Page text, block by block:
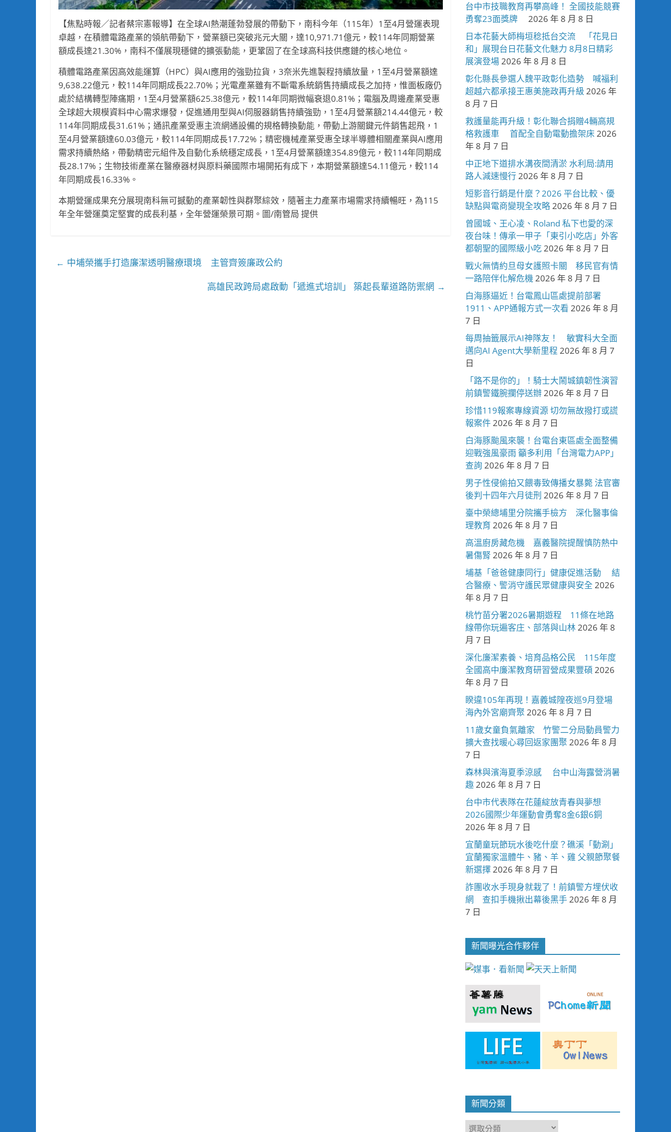
【焦點時報／記者蔡宗憲報導】在全球AI熱潮蓬勃發展的帶動下，南科今年（115年）1至4月營運表現
卓越，在積體電路產業的領航帶動下，營業額已突破兆元大關，達10,971.71億元，較114年同期營業
額成長達21.30%，南科不僅展現穩健的擴張動能，更鞏固了在全球高科技供應鏈的核心地位。
積體電路產業因高效能運算（HPC）與AI應用的強勁拉貨，3奈米先進製程持續放量，1至4月營業額達
9,638.22億元，較114年同期成長22.70%；光電產業雖有不斷電系統銷售持續成長之加持，惟面板廠仍
處於結構轉型陣痛期，1至4月營業額625.38億元，較114年同期微幅衰退0.81%；電腦及周邊產業受惠
全球超大規模資料中心需求爆發，促進通用型與AI伺服器銷售持續強勁，1至4月營業額214.44億元，較
114年同期成長31.61%；通訊產業受惠主流網通設備的規格轉換動能，帶動上游關鍵元件銷售起飛，1
至4月營業額達60.03億元，較114年同期成長17.72%；精密機械產業受惠全球半導體相關產業與AI應用
需求持續熱絡，帶動精密元組件及自動化系統穩定成長，1至4月營業額達354.89億元，較114年同期成
長28.17%；生物技術產業在醫療器材與原料藥國際市場開拓有成下，本期營業額達54.11億元，較114
年同期成長16.33%。
本期營運成果充分展現南科無可撼動的產業韌性與群聚綜效，隨著主力產業市場需求持續暢旺，為115
年全年營運奠定堅實的成長利基，全年營運榮景可期。圖/南管局 提供
← 中埔榮攜手打造廉潔透明醫療環境 主管齊簽廉政公約
高雄民政跨局處啟動「遞進式培訓」 築起長輩道路防禦網 →
台中市技職教育再攀高峰！ 全國技能競賽
勇奪23面獎牌
2026 年 8 月 8 日
日本花藝大師梅垣稔抵台交流 「花見日
和」展現台日花藝文化魅力 8月8日精彩
展演登場2026 年 8 月 8 日
彰化縣長參選人魏平政彰化造勢 喊福利
超越六都承接王惠美施政再升級 2026 年
8 月 7 日
救護量能再升級！彰化聯合捐贈4輛高規
格救護車 首配全自動電動擔架床2026
年 8 月 7 日
中正地下道排水溝夜間清淤 水利局:請用
路人減速慢行2026 年 8 月 7 日
短影音行銷是什麼？2026 平台比較、優
缺點與電商變現全攻略2026 年 8 月 7 日
曾國城、王心凌、Roland 私下也愛的深
夜台味！傳承一甲子「東引小吃店」外客
都朝聖的國際級小吃2026 年 8 月 7 日
戰火無情約旦母女護照卡關 移民官有情
一路陪伴化解危機2026 年 8 月 7 日
白海豚逼近！台電鳳山區處提前部署
1911、APP通報方式一次看 2026 年 8 月
7 日
每周抽籤展示AI神隊友！ 敏實科大全面
邁向AI Agent大學新里程 2026 年 8 月 7
日
「路不是你的」！騎士大鬧城鎮韌性演習
前鎮警鐵腕攔停送辦2026 年 8 月 7 日
珍惜119報案專線資源 切勿無故撥打或謊
報案件2026 年 8 月 7 日
白海豚颱風來襲！台電台東區處全面整備
迎戰強風豪雨 籲多利用「台灣電力APP」
查詢 2026 年 8 月 7 日
男子性侵偷拍又餵毒致傳播女暴斃 法官審
後判十四年六月徒刑 2026 年 8 月 7 日
臺中榮總埔里分院攜手檢方 深化醫事倫
理教育 2026 年 8 月 7 日
高溫廚房藏危機 嘉義醫院提醒慎防熱中
暑傷腎 2026 年 8 月 7 日
埔基「爸爸健康同行」健康促進活動 結
合醫療、警消守護民眾健康與安全 2026
年 8 月 7 日
桃竹苗分署2026暑期遊程 11條在地路
線帶你玩遍客庄、部落與山林2026 年 8
月 7 日
深化廉潔素養、培育品格公民 115年度
全國高中廉潔教育研習營成果豐碩 2026
年 8 月 7 日
睽違105年再現！嘉義城隍夜巡9月登場
海內外宮廟齊聚 2026 年 8 月 7 日
11歲女童負氣離家 竹警二分局動員警力
擴大查找暖心尋回返家團聚 2026 年 8 月
7 日
森林與濱海夏季涼感 台中山海露營消暑
趣2026 年 8 月 7 日
台中市代表隊在花蓮綻放青春與夢想
2026國際少年運動會勇奪8金6銀6銅
2026 年 8 月 7 日
宜蘭童玩節玩水後吃什麼？礁溪「動涮」
宜蘭獨家溫體牛、豬、羊、雞 父親節聚餐
新選擇2026 年 8 月 7 日
詐團收水手現身就栽了！前鎮警方埋伏收
網 查扣手機揪出幕後黑手2026 年 8 月
7 日
新聞曝光合作夥伴
新聞分類
新